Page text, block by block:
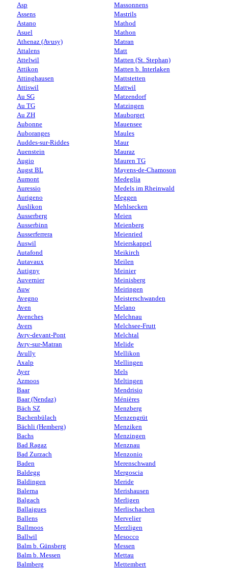
Asp
Assens
Astano
Asuel
Athenaz (Avusy)
Attalens
Attelwil
Attikon
Attinghausen
Attiswil
Au SG
Au TG
Au ZH
Aubonne
Auboranges
Auddes-sur-Riddes
Auenstein
Augio
Augst BL
Aumont
Auressio
Aurigeno
Auslikon
Ausserberg
Ausserbinn
Ausserferrera
Auswil
Autafond
Autavaux
Autigny
Auvernier
Auw
Avegno
Aven
Avenches
Avers
Avry-devant-Pont
Avry-sur-Matran
Avully
Axalp
Ayer
Azmoos
Baar
Baar (Nendaz)
Bäch SZ
Bachenbülach
Bächli (Hemberg)
Bachs
Bad Ragaz
Bad Zurzach
Baden
Baldegg
Baldingen
Balerna
Balgach
Ballaigues
Ballens
Ballmoos
Ballwil
Balm b. Günsberg
Balm b. Messen
Balmberg
Massonnens
Mastrils
Mathod
Mathon
Matran
Matt
Matten (St. Stephan)
Matten b. Interlaken
Mattstetten
Mattwil
Matzendorf
Matzingen
Mauborget
Mauensee
Maules
Maur
Mauraz
Mauren TG
Mayens-de-Chamoson
Medeglia
Medels im Rheinwald
Meggen
Mehlsecken
Meien
Meienberg
Meienried
Meierskappel
Meikirch
Meilen
Meinier
Meinisberg
Meiringen
Meisterschwanden
Melano
Melchnau
Melchsee-Frutt
Melchtal
Melide
Mellikon
Mellingen
Mels
Meltingen
Mendrisio
Ménières
Menzberg
Menzengrüt
Menziken
Menzingen
Menznau
Menzonio
Merenschwand
Mergoscia
Meride
Merishausen
Merligen
Merlischachen
Mervelier
Merzligen
Mesocco
Messen
Mettau
Mettembert